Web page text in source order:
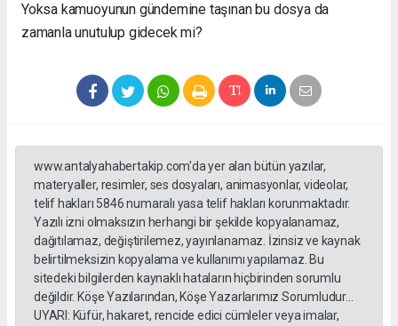
Yoksa kamuoyunun gündemine taşınan bu dosya da
zamanla unutulup gidecek mi?
www.antalyahabertakip.com'da yer alan bütün yazılar,
materyaller, resimler, ses dosyaları, animasyonlar, videolar,
telif hakları 5846 numaralı yasa telif hakları korunmaktadır.
Yazılı izni olmaksızın herhangi bir şekilde kopyalanamaz,
dağıtılamaz, değiştirilemez, yayınlanamaz. İzinsiz ve kaynak
belirtilmeksizin kopyalama ve kullanımı yapılamaz. Bu
sitedeki bilgilerden kaynaklı hataların hiçbirinden sorumlu
değildir. Köşe Yazılarından, Köşe Yazarlarımız Sorumludur...
UYARI: Küfür, hakaret, rencide edici cümleler veya imalar,